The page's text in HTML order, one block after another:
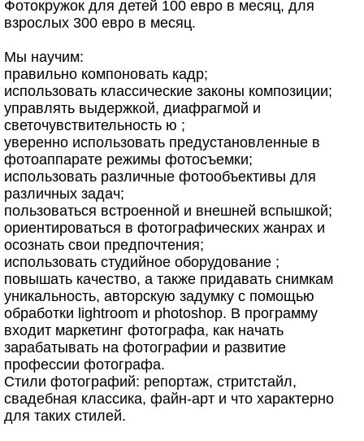
Фотокружок для детей 100 евро в месяц, для
взрослых 300 евро в месяц.
Мы научим:
правильно компоновать кадр;
использовать классические законы композиции;
управлять выдержкой, диафрагмой и
светочувствительность ю ;
уверенно использовать предустановленные в
фотоаппарате режимы фотосъемки;
использовать различные фотообъективы для
различных задач;
пользоваться встроенной и внешней вспышкой;
ориентироваться в фотографических жанрах и
осознать свои предпочтения;
использовать студийное оборудование ;
повышать качество, а также придавать снимкам
уникальность, авторскую задумку с помощью
обработки lightroom и photoshop. В программу
входит маркетинг фотографа, как начать
зарабатывать на фотографии и развитие
профессии фотографа.
Стили фотографий: репортаж, стритстайл,
свадебная классика, файн-арт и что характерно
для таких стилей.